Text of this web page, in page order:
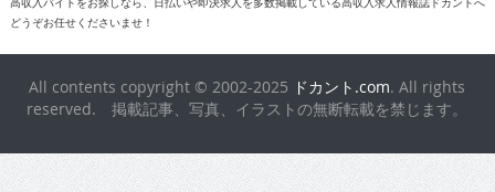
どうぞお任せくださいませ！
All contents copyright © 2002-2025 ドカント.com. All rights
reserved. 掲載記事、写真、イラストの無断転載を禁じます。